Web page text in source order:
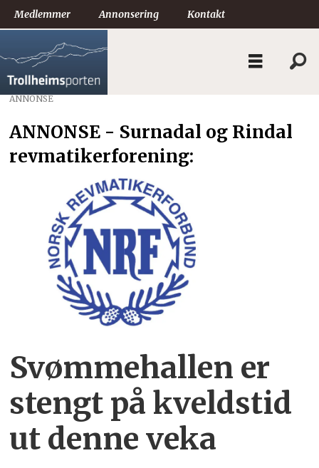
Medlemmer Annonsering Kontakt
ANNONSE
ANNONSE - Surnadal og Rindal
revmatikerforening:
Svømmehallen er
stengt på kveldstid
ut denne veka